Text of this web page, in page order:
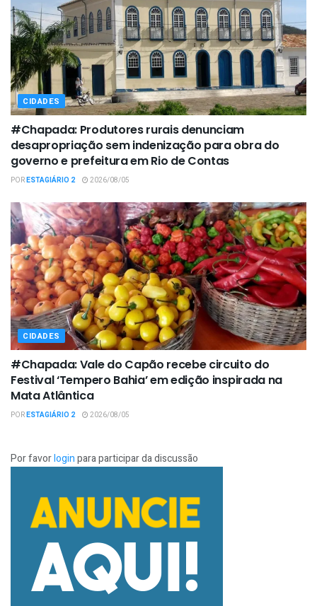
CIDADES
#Chapada: Produtores rurais denunciam
desapropriação sem indenização para obra do
governo e prefeitura em Rio de Contas
PORESTAGIÁRIO 2 2026/08/05
CIDADES
#Chapada: Vale do Capão recebe circuito do
Festival ‘Tempero Bahia’ em edição inspirada na
Mata Atlântica
PORESTAGIÁRIO 2 2026/08/05
Por favorloginpara participar da discussão